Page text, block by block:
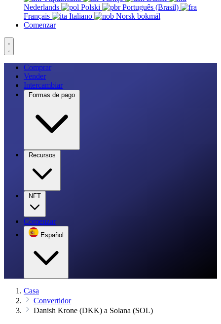
Nederlands
Polski
Português (Brasil)
Français
Italiano
Norsk bokmål
Comenzar
Comprar
Vender
Intercambiar
Formas de pago
Recursos
NFT
Comenzar
Español
Casa
Convertidor
Danish Krone (DKK) a Solana (SOL)